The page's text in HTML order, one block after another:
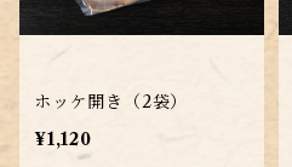
ホッケ開き（2袋）
¥1,120